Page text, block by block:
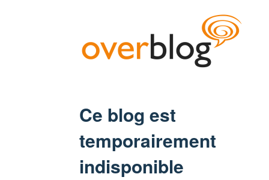
Ce blog est
temporairement
indisponible